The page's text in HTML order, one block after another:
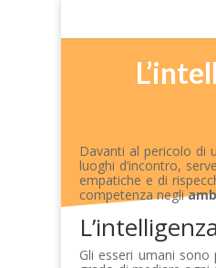
Davanti al pericolo di
luoghi d’incontro,
empatiche e di
competenza negli
Gli esseri umani